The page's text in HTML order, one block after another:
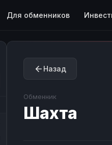
Для обменников
Назад
Обменник
Шахта